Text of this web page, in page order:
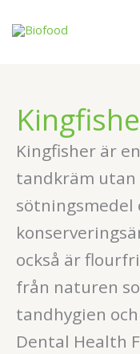
Kingfisher är
tandkräm utan
sötningsmedel
också är
från naturen
tandhygien
Dental Health